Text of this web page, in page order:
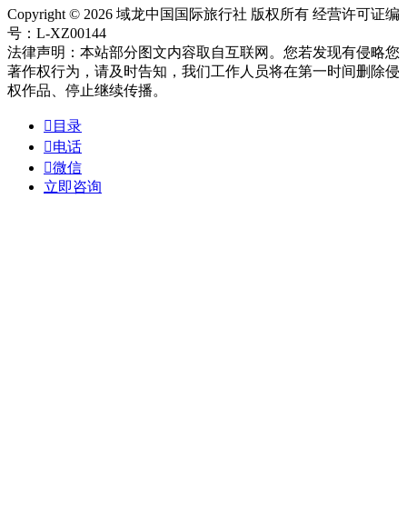
Copyright © 2026 域龙中国国际旅行社 版权所有 经营许可证编
号：L-XZ00144
法律声明：本站部分图文内容取自互联网。您若发现有侵略您
著作权行为，请及时告知，我们工作人员将在第一时间删除侵
权作品、停止继续传播。
 目录
电话
微信
立即咨询